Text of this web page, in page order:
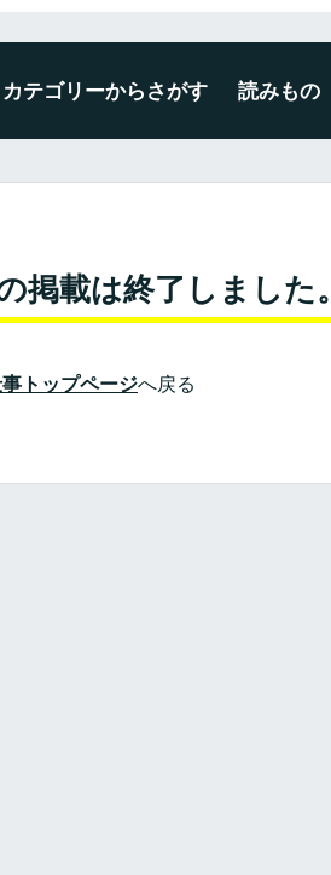
カテゴリーからさがす 読みもの
掲載は終了しました。
トップページへ戻る